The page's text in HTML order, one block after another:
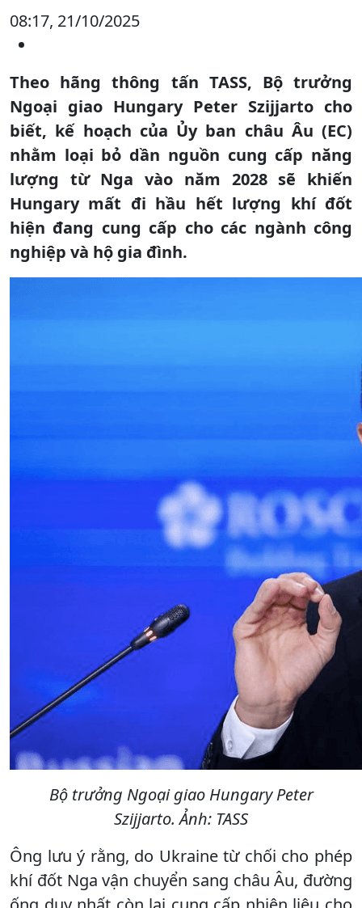
08:17, 21/10/2025
Theo hãng thông tấn TASS, Bộ trưởng
Ngoại giao Hungary Peter Szijjarto cho
biết, kế hoạch của Ủy ban châu Âu (EC)
nhằm loại bỏ dần nguồn cung cấp năng
lượng từ Nga vào năm 2028 sẽ khiến
Hungary mất đi hầu hết lượng khí đốt
hiện đang cung cấp cho các ngành công
nghiệp và hộ gia đình.
Bộ trưởng Ngoại giao Hungary Peter
Szijjarto. Ảnh: TASS
Ông lưu ý rằng, do Ukraine từ chối cho phép
khí đốt Nga vận chuyển sang châu Âu, đường